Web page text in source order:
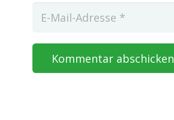
Kommentar abschicken